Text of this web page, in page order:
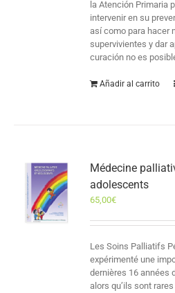
la Atención Primaria
intervenir en su
así como para hacer
supervivientes y dar
curación no es
Añadir al carrito
Médecine
adolescents
65,00€
Les Soins Palliatifs
expérimenté une
dernières 16 années
alors qu’ils sont